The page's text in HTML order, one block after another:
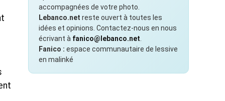
accompagnées de votre photo.
Lebanco.net reste ouvert à toutes les
idées et opinions. Contactez-nous en nous
écrivant à fanico@lebanco.net
Fanico : espace communautaire de lessive
en malinké